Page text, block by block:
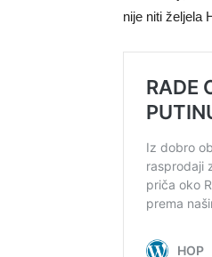
nije niti željela